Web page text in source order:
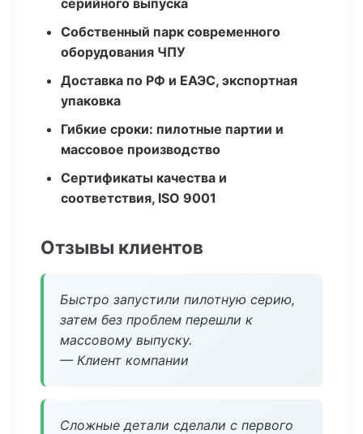
серийного выпуска
Собственный парк современного
оборудования ЧПУ
Доставка по РФ и ЕАЭС, экспортная
упаковка
Гибкие сроки: пилотные партии и
массовое производство
Сертификаты качества и
соответствия, ISO 9001
Отзывы клиентов
Быстро запустили пилотную серию,
затем без проблем перешли к
массовому выпуску.
— Клиент компании
Сложные детали сделали с первого